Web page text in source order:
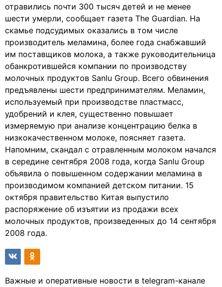
отравились почти 300 тысяч детей и не менее
шести умерли, сообщает газета The Guardian. На
скамье подсудимых оказались в том числе
производитель меламина, более года снабжавший
им поставщиков молока, а также руководительница
обанкротившейся компании по производству
молочных продуктов Sanlu Group. Всего обвинения
предъявлены шести предпринимателям. Меламин,
используемый при производстве пластмасс,
удобрений и клея, существенно повышает
измеряемую при анализе концентрацию белка в
низкокачественном молоке, поясняет газета.
Напомним, скандал с отравленным молоком начался
в середине сентября 2008 года, когда Sanlu Group
объявила о повышенном содержании меламина в
производимом компанией детском питании. 15
октября правительство Китая выпустило
распоряжение об изъятии из продажи всех
молочных продуктов, произведенных до 14 сентября
2008 года.
Важные и оперативные новости в telegram-канале